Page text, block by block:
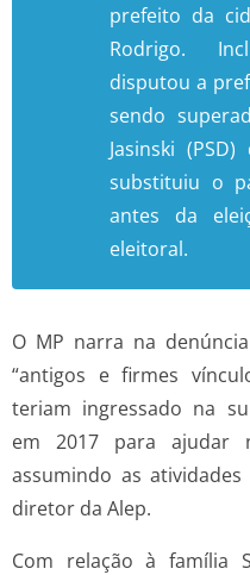
prefeito da
Rodrigo.
disputou a
sendo
Jasinski
substituiu o
antes da
eleitoral.
O MP narra na
“antigos e firmes
teriam ingressado na
em 2017 para ajudar
assumindo as
diretor da Alep.
Com relação à família